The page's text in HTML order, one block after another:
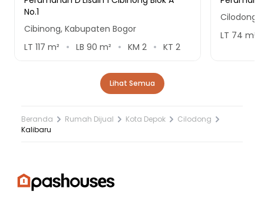
No.1
Cibinong, Kabupaten Bogor
LT 117 m² LB 90 m² KM 2 KT 2
Cilodong,
LT 74 m²
Lihat Semua
Beranda Rumah Dijual Kota Depok
Cilodong
Kalibaru